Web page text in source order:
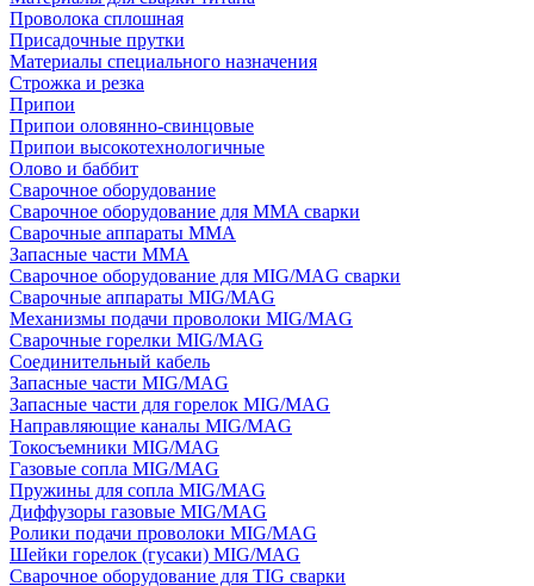
Проволока сплошная
Присадочные прутки
Материалы специального назначения
Строжка и резка
Припои
Припои оловянно-свинцовые
Припои высокотехнологичные
Олово и баббит
Сварочное оборудование
Сварочное оборудование для MMA сварки
Сварочные аппараты MMA
Запасные части MMA
Сварочное оборудование для MIG/MAG сварки
Сварочные аппараты MIG/MAG
Механизмы подачи проволоки MIG/MAG
Сварочные горелки MIG/MAG
Соединительный кабель
Запасные части MIG/MAG
Запасные части для горелок MIG/MAG
Направляющие каналы MIG/MAG
Токосъемники MIG/MAG
Газовые сопла MIG/MAG
Пружины для сопла MIG/MAG
Диффузоры газовые MIG/MAG
Ролики подачи проволоки MIG/MAG
Шейки горелок (гусаки) MIG/MAG
Сварочное оборудование для TIG сварки